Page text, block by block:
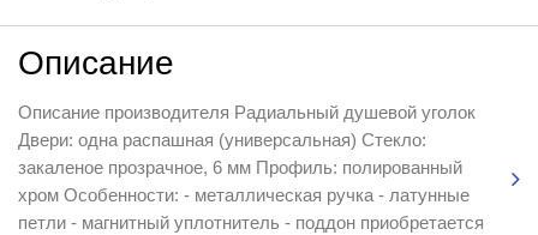
Описание
Описание производителя Радиальный душевой уголок
Двери: одна распашная (универсальная) Стекло:
закаленое прозрачное, 6 мм Профиль: полированный
хром Особенности: - металлическая ручка - латунные
петли - магнитный уплотнитель - поддон приобретается